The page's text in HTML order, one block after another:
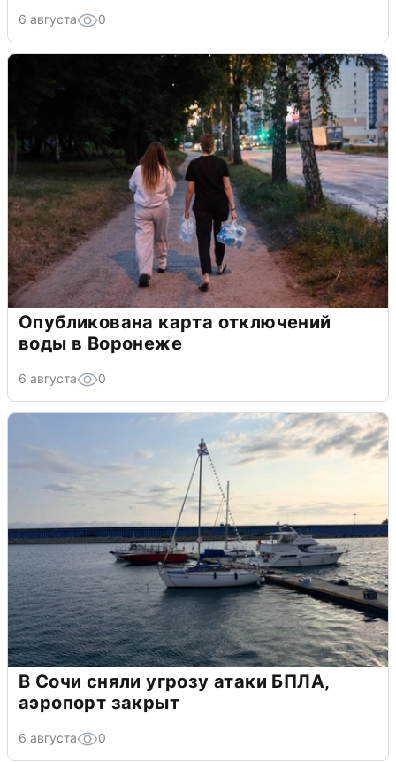
6 августа 0
Опубликована карта отключений
воды в Воронеже
6 августа 0
В Сочи сняли угрозу атаки БПЛА,
аэропорт закрыт
6 августа 0